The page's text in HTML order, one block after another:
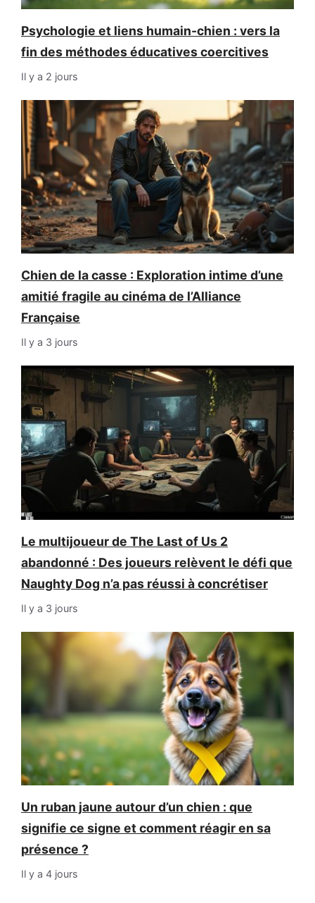
Psychologie et liens humain-chien : vers la
fin des méthodes éducatives coercitives
Il y a 2 jours
Chien de la casse : Exploration intime d’une
amitié fragile au cinéma de l’Alliance
Française
Il y a 3 jours
Le multijoueur de The Last of Us 2
abandonné : Des joueurs relèvent le défi que
Naughty Dog n’a pas réussi à concrétiser
Il y a 3 jours
Un ruban jaune autour d’un chien : que
signifie ce signe et comment réagir en sa
présence ?
Il y a 4 jours